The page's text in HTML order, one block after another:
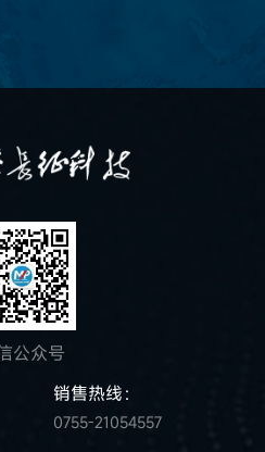
公众号
销售热线：
0755-21054557